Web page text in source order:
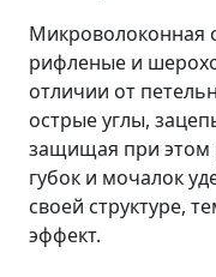
Микроволоконная
рифленые и
отличии от
острые углы,
защищая при этом
губок и мочалок
своей структуре,
эффект.